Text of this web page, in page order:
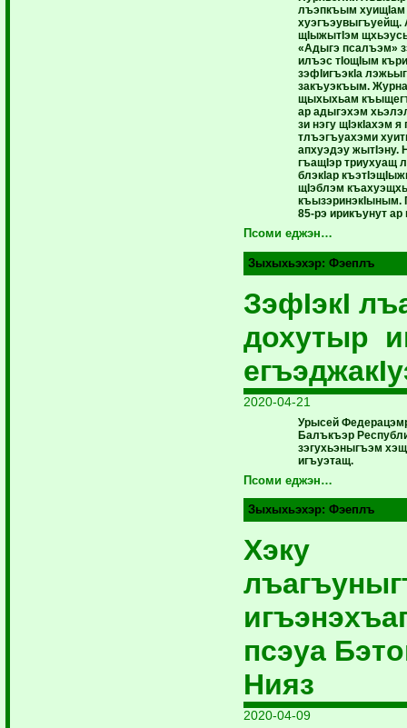
лъэпкъым хуищIам
хуэгъэувыгъуейщ.
щIыжытIэм
«Адыгэ псалъэм»
илъэс тIощIым
зэфIигъэкIа
закъуэкъым.
щыхыхьам
ар адыгэхэм
зи нэгу щIэкIахэм
тлъэгъуахэми
апхуэдэу жытIэну.
гъащIэр триухуащ
блэкIар
щIэблэм
къызэринэкIыным.
85-рэ ирикъунут
Псоми еджэн…
Зыхыхьэхэр:Фэеплъ
ЗэфIэкI
дохутыр
2020-04-21
Урысей
Балъкъэр
зэгухьэныгъэм
игъуэтащ.
Псоми еджэн…
Зыхыхьэхэр:Фэеплъ
Хэку
псэуа
Нияз
2020-04-09